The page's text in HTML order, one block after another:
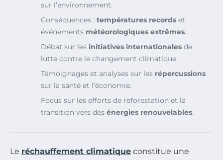
sur l’environnement.
Conséquences : températures records et
événements météorologiques extrêmes.
Débat sur les initiatives internationales de
lutte contre le changement climatique.
Témoignages et analyses sur les répercussions
sur la santé et l’économie.
Focus sur les efforts de reforestation et la
transition vers des énergies renouvelables.
Le réchauffement climatique constitue une